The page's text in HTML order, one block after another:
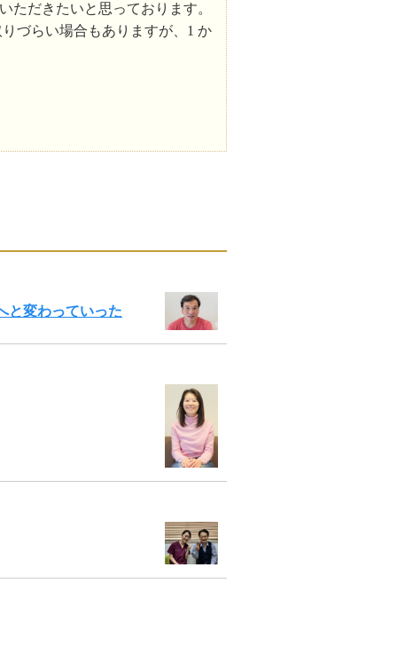
ただきたいと思っております。
づらい場合もありますが、1 か
と変わっていった